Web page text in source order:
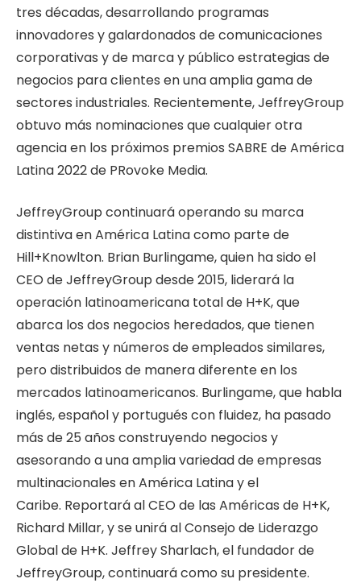
tres décadas, desarrollando programas
innovadores y galardonados de comunicaciones
corporativas y de marca y público estrategias de
negocios para clientes en una amplia gama de
sectores industriales. Recientemente, JeffreyGroup
obtuvo más nominaciones que cualquier otra
agencia en los próximos premios SABRE de América
Latina 2022 de PRovoke Media.
JeffreyGroup continuará operando su marca
distintiva en América Latina como parte de
Hill+Knowlton. Brian Burlingame, quien ha sido el
CEO de JeffreyGroup desde 2015, liderará la
operación latinoamericana total de H+K, que
abarca los dos negocios heredados, que tienen
ventas netas y números de empleados similares,
pero distribuidos de manera diferente en los
mercados latinoamericanos. Burlingame, que habla
inglés, español y portugués con fluidez, ha pasado
más de 25 años construyendo negocios y
asesorando a una amplia variedad de empresas
multinacionales en América Latina y el
Caribe. Reportará al CEO de las Américas de H+K,
Richard Millar, y se unirá al Consejo de Liderazgo
Global de H+K. Jeffrey Sharlach, el fundador de
JeffreyGroup, continuará como su presidente.